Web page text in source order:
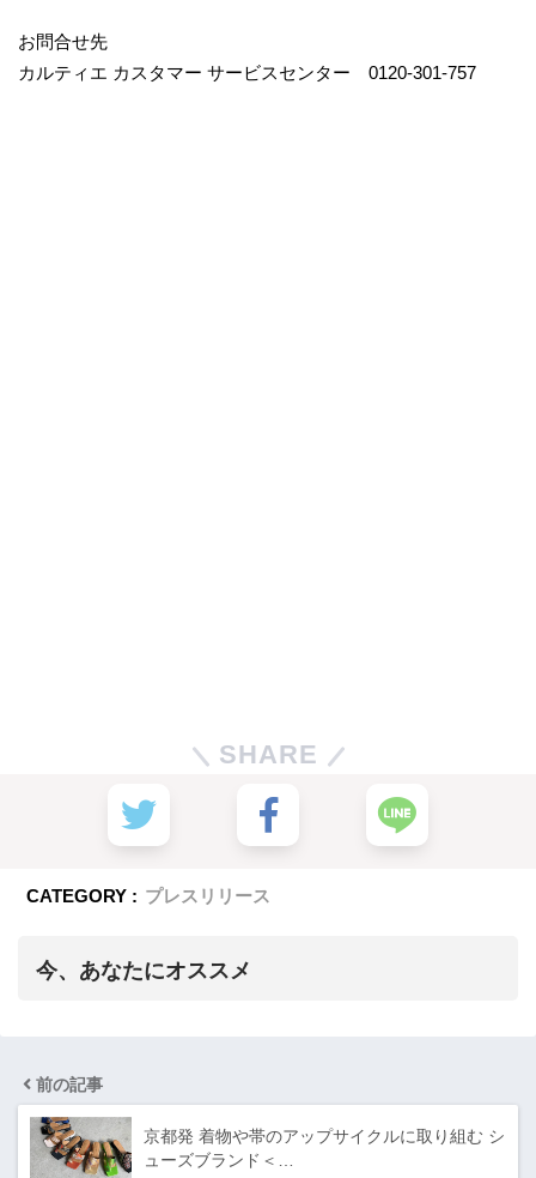
お問合せ先
カルティエ カスタマー サービスセンター 0120-301-757
SHARE
CATEGORY : プレスリリース
今、あなたにオススメ
前の記事
京都発 着物や帯のアップサイクルに取り組む シ
ューズブランド＜…